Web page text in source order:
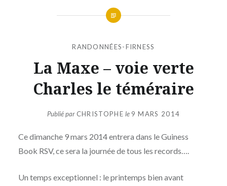
RANDONNÉES-FIRNESS
La Maxe – voie verte
Charles le téméraire
Publié par CHRISTOPHE le 9 MARS 2014
Ce dimanche 9 mars 2014 entrera dans le Guiness
Book RSV, ce sera la journée de tous les records….
Un temps exceptionnel : le printemps bien avant